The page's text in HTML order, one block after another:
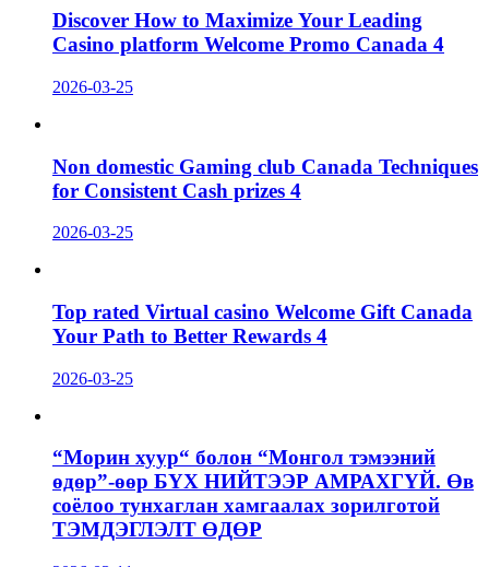
Discover How to Maximize Your Leading
Casino platform Welcome Promo Canada 4
2026-03-25
Non domestic Gaming club Canada Techniques
for Consistent Cash prizes 4
2026-03-25
Top rated Virtual casino Welcome Gift Canada
Your Path to Better Rewards 4
2026-03-25
“Морин хуур“ болон “Монгол тэмээний
өдөр”-өөр БҮХ НИЙТЭЭР АМРАХГҮЙ. Өв
соёлоо тунхаглан хамгаалах зорилготой
ТЭМДЭГЛЭЛТ ӨДӨР